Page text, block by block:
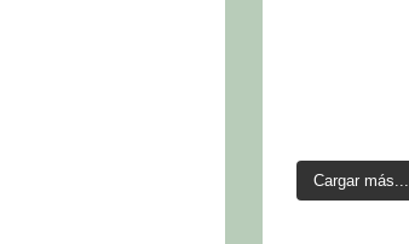
Cargar más...